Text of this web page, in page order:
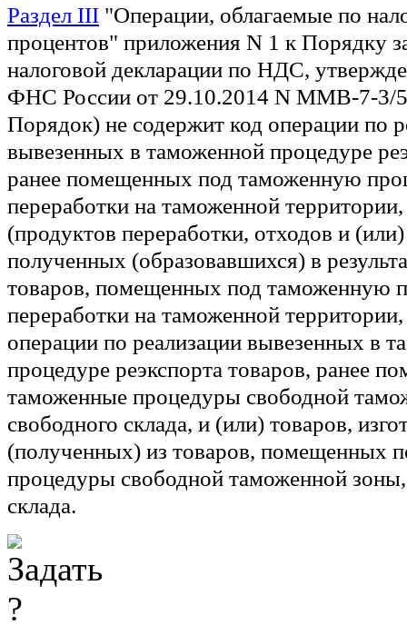
Раздел III "Операции, облагаемые по
процентов" приложения N 1 к Порядку
налоговой декларации по НДС,
ФНС России от 29.10.2014 N ММВ-7-3/
Порядок) не содержит код операции по
вывезенных в таможенной процедуре
ранее помещенных под таможенную
переработки на таможенной
(продуктов переработки, отходов и
полученных (образовавшихся) в
товаров, помещенных под таможенную
переработки на таможенной
операции по реализации вывезенных в
процедуре реэкспорта товаров, ранее
таможенные процедуры свободной
свободного склада, и (или) товаров,
(полученных) из товаров, помещенных
процедуры свободной таможенной
склада.